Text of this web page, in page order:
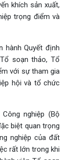
khích sản xuất,
trọng điểm và
hành Quyết định
soạn thảo, Tổ
với sự tham gia
hội và tổ chức
nghiệp (Bộ
biệt quan trọng
nghiệp của đất
rất lớn trong khi